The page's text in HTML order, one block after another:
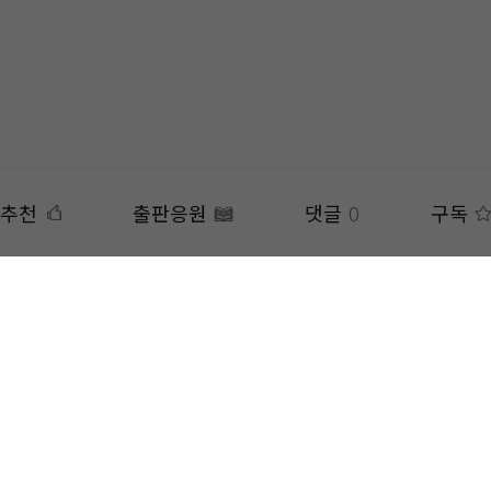
추천 출판응원 댓글 0 구독